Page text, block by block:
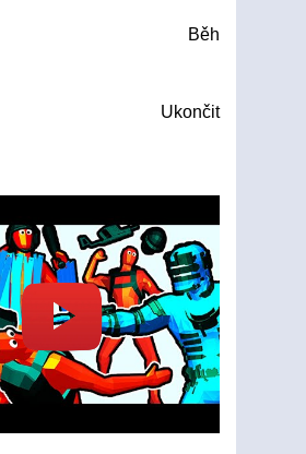
Běh
Ukončit